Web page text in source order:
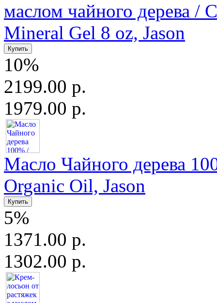
маслом чайного дерева /
Mineral Gel 8 oz, Jason
10%
2199.00 р.
1979.00 р.
Масло Чайного дерева
Organic Oil, Jason
5%
1371.00 р.
1302.00 р.